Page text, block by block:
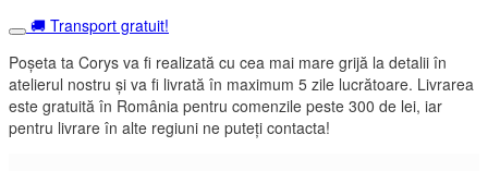
🚚 Transport gratuit!
Poșeta ta Corys va fi realizată cu cea mai mare grijă la detalii în
atelierul nostru și va fi livrată în maximum 5 zile lucrătoare. Livrarea
este gratuită în România pentru comenzile peste 300 de lei, iar
pentru livrare în alte regiuni ne puteți contacta!